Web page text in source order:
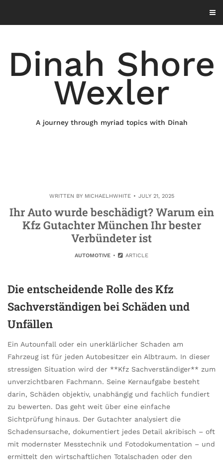
content
Dinah Shore
Wexler
A journey through myriad topics with Dinah
WRITTEN BY MICHAELHWHITE JULY 21, 2025
Ihr Auto wurde beschädigt? Warum ein
Kfz Gutachter München Ihr bester
Verbündeter ist
AUTOMOTIVE ARTICLE
Die entscheidende Rolle des Kfz
Sachverständigen bei Schäden und
Unfällen
Ein Autounfall oder ein unerklärlicher Schaden am
Fahrzeug ist für jeden Autobesitzer ein Albtraum. In dieser
stressigen Situation wird der **Kfz Sachverständiger** zum
unverzichtbaren Fachmann. Seine Kernaufgabe besteht
darin, Schäden objektiv, unabhängig und fachlich fundiert
zu bewerten. Das geht weit über eine einfache
Sichtprüfung hinaus. Der Gutachter analysiert die
Schadensursache, dokumentiert jedes Detail akribisch – oft
mit modernster Messtechnik und Fotodokumentation – und
ermittelt den wirtschaftlichen Totalschaden oder den